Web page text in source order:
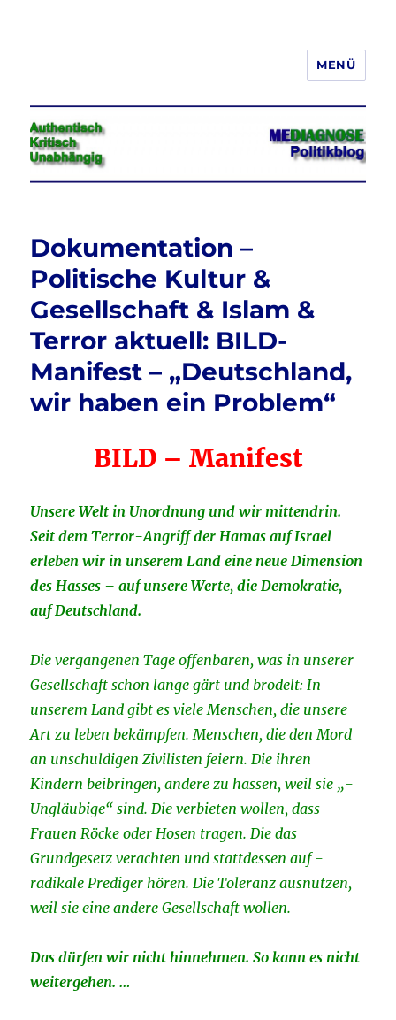
Jeder hat das Recht, seine
Meinung in Wort, Schrift und Bild
frei zu äußern und zu verbreiten
MENÜ
Dokumentation –
Politische Kultur &
Gesellschaft & Islam &
Terror aktuell: BILD-
Manifest – „Deutschland,
wir haben ein Problem“
BILD – Manifest
Unsere Welt in Unordnung und wir mittendrin.
Seit dem Terror-Angriff der Hamas auf Israel
erleben wir in unserem Land eine neue Dimension
des Hasses – auf unsere Werte, die Demokratie,
auf Deutschland.
Die vergangenen­ ­Tage offenbaren, was in unserer
Gesellschaft schon lange­ gärt und brodelt: In
unserem Land gibt es viele Menschen­, die unsere
Art zu leben bekämpfen­. Menschen, die den Mord
an unschuldigen Zivilisten feiern­. Die ihren
Kindern­ ­beibringen, andere zu hassen, weil sie „­
Ungläubige“ sind. Die verbieten ­wollen, dass ­
Frauen Röcke oder Hosen tragen. Die das
Grundgesetz verachten und ­stattdessen auf ­
radikale Prediger hören. Die Toleranz ausnutzen,
weil sie eine andere Gesellschaft wollen.
Das dürfen wir nicht hinnehmen. So kann es nicht
weitergehen. …